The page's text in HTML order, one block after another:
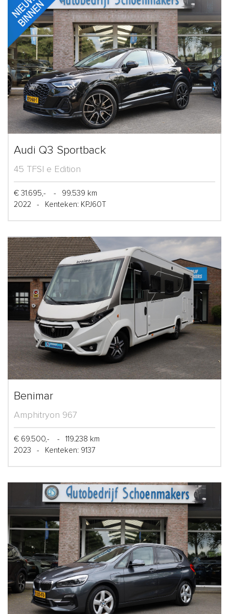
Audi Q3 Sportback
45 TFSI e Edition
€ 31.695,- -
99.539 km
2022
- Kenteken: KPJ60T
Benimar
Amphitryon 967
€ 69.500,- -
119.238 km
2023
- Kenteken: 9137